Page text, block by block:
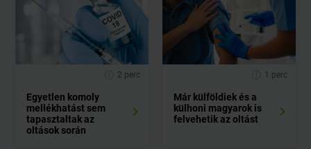
2 perc
Egyetlen komoly
mellékhatást sem
tapasztaltak az
oltások során
1 perc
Már külföldiek és a
külhoni magyarok is
felvehetik az oltást